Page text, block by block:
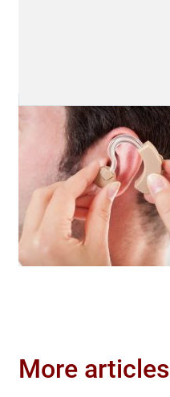
More articles